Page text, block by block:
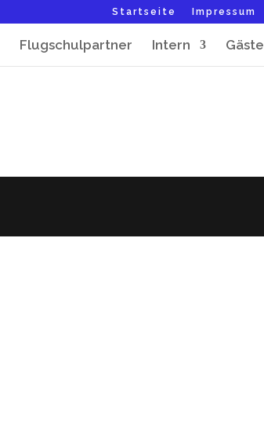
Startseite Impressum
Flugschulpartner Intern